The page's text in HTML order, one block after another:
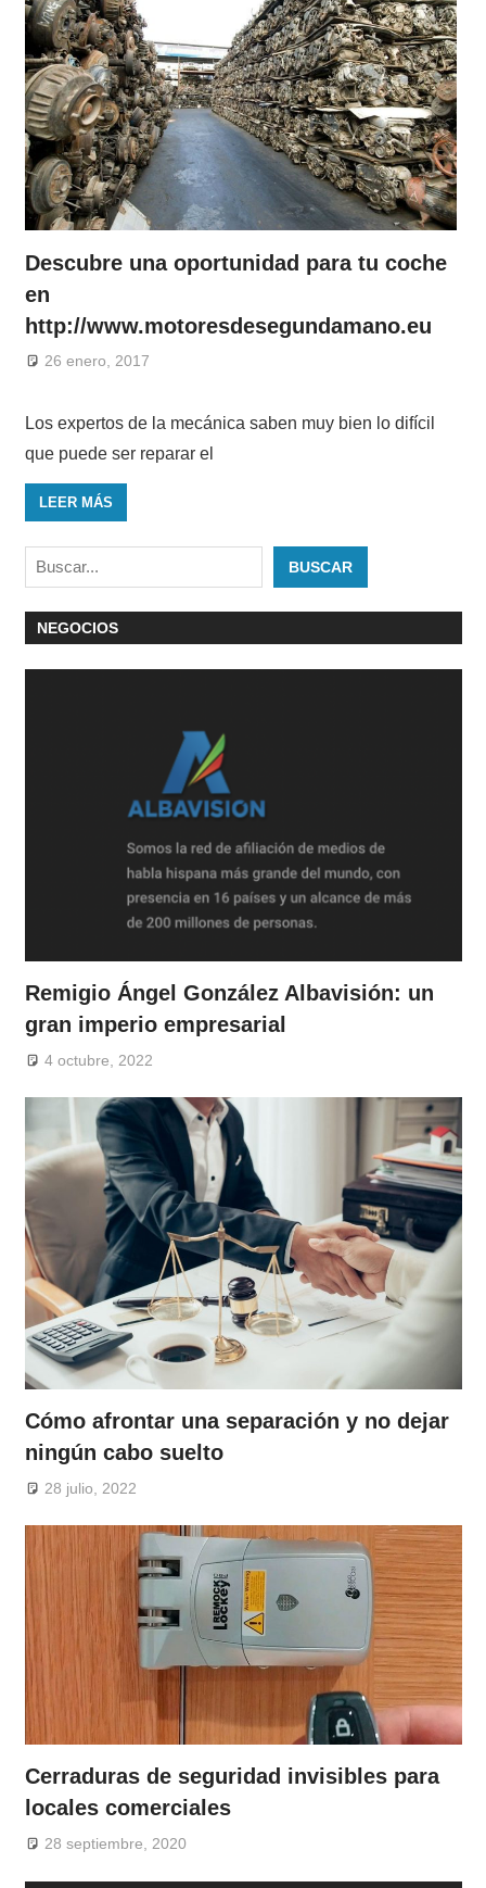
Descubre una oportunidad para tu coche
en
http://www.motoresdesegundamano.eu
26 enero, 2017
Los expertos de la mecánica saben muy bien lo difícil
que puede ser reparar el
LEER MÁS
Buscar BUSCAR
NEGOCIOS
Remigio Ángel González Albavisión: un
gran imperio empresarial
4 octubre, 2022
Cómo afrontar una separación y no dejar
ningún cabo suelto
28 julio, 2022
Cerraduras de seguridad invisibles para
locales comerciales
28 septiembre, 2020